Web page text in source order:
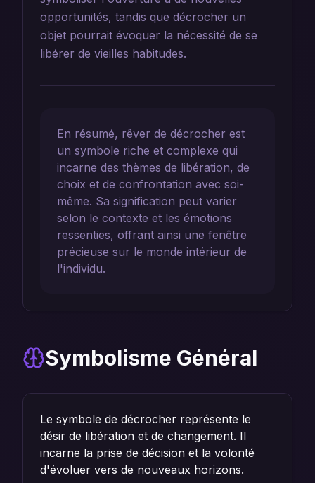
opportunités, tandis que décrocher un
objet pourrait évoquer la nécessité de se
libérer de vieilles habitudes.
En résumé, rêver de décrocher est
un symbole riche et complexe qui
incarne des thèmes de libération, de
choix et de confrontation avec soi-
même. Sa signification peut varier
selon le contexte et les émotions
ressenties, offrant ainsi une fenêtre
précieuse sur le monde intérieur de
l'individu.
Symbolisme Général
Le symbole de décrocher représente le
désir de libération et de changement. Il
incarne la prise de décision et la volonté
d'évoluer vers de nouveaux horizons.